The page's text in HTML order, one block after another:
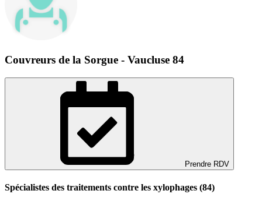
Couvreurs de la Sorgue - Vaucluse 84
Prendre RDV
Spécialistes des traitements contre les xylophages (84)